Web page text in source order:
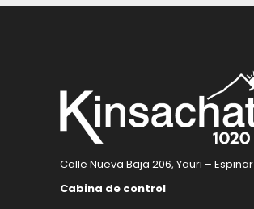
Calle Nueva Baja 206, Yauri – Espinar
Cabina de control